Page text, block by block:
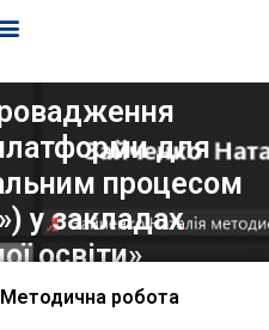
для
процесом
у закладах
освіти»
Методична робота